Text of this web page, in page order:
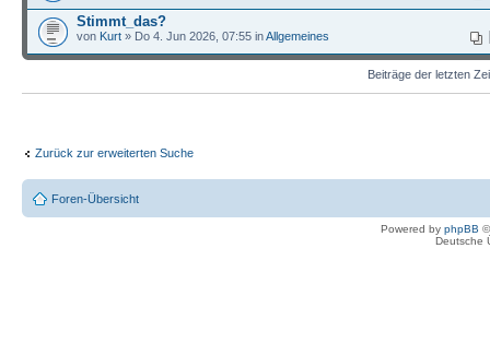
Stimmt_das?
von Kurt » Do 4. Jun 2026, 07:55 inAllgemeines
Beiträge der letzten
Zurück zur erweiterten Suche
Foren-Übersicht
Powered by phpBB
Deutsche